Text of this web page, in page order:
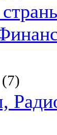
(7)